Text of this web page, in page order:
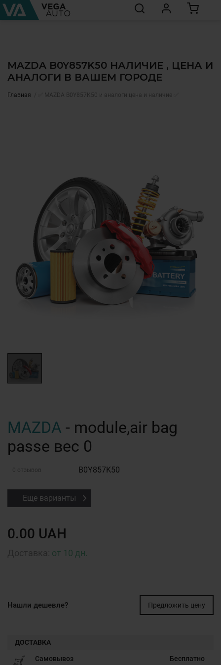
MAZDA B0Y857K50 НАЛИЧИЕ , ЦЕНА И
АНАЛОГИ В ВАШЕМ ГОРОДЕ
Главная ✅ MAZDA B0Y857K50 и аналоги цена и наличие ✅
MAZDA - module,air bag
passe вес 0
0 отзывов B0Y857K50
Еще варианты
0.00 UAH
от 10 дн.
Нашли дешевле? Предложить цену
ДОСТАВКА
Самовывоз Бесплатно